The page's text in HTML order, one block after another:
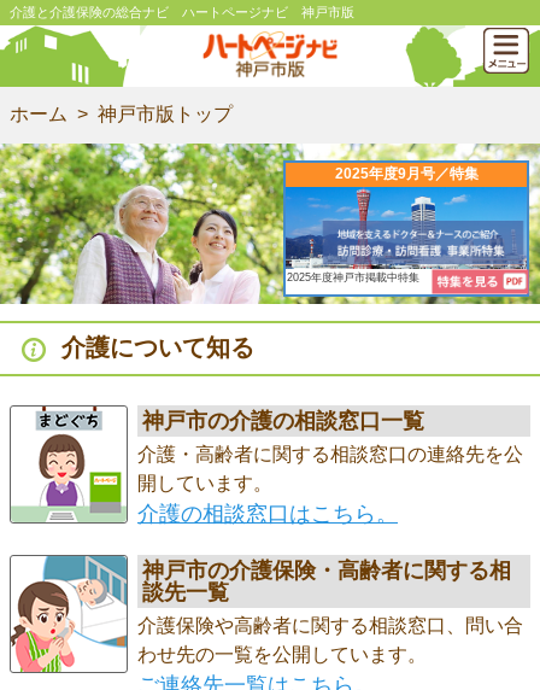
介護と介護保険の総合ナビ ハートページナビ 神戸市版
ホーム 神戸市版トップ
2025年度9月号／特集
2025年度神戸市掲載中特集
介護について知る
神戸市の介護の相談窓口一覧
介護・高齢者に関する相談窓口の連絡先を公
開しています。
介護の相談窓口はこちら。
神戸市の介護保険・高齢者に関する相
談先一覧
介護保険や高齢者に関する相談窓口、問い合
わせ先の一覧を公開しています。
ご連絡先一覧はこちら。